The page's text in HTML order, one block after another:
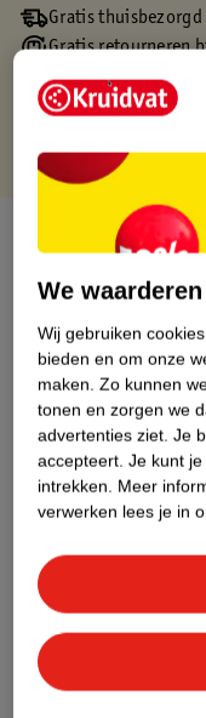
Gratis
Gratis retourneren
Gratis punten met
Over dit product
Productinformatie
Etiketinformatie
Nature Impact
Bestel &
We
Wij gebruiken
bieden en om onze
maken. Zo kunnen
tonen en zorgen we
advertenties ziet. Je
accepteert. Je kunt
intrekken. Meer
verwerken lees je in